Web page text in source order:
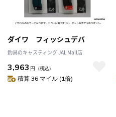
ダイワ フィッシュデバ
釣具のキャスティング JAL Mall店
3,963 円 （税込）
積算 36 マイル (1倍)